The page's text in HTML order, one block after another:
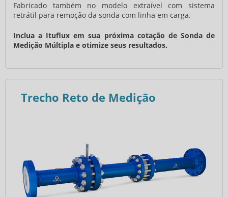
Fabricado também no modelo extraível com sistema
retrátil para remoção da sonda com linha em carga.
Inclua a Ituflux em sua próxima cotação de Sonda de
Medição Múltipla e otimize seus resultados.
Trecho Reto de Medição